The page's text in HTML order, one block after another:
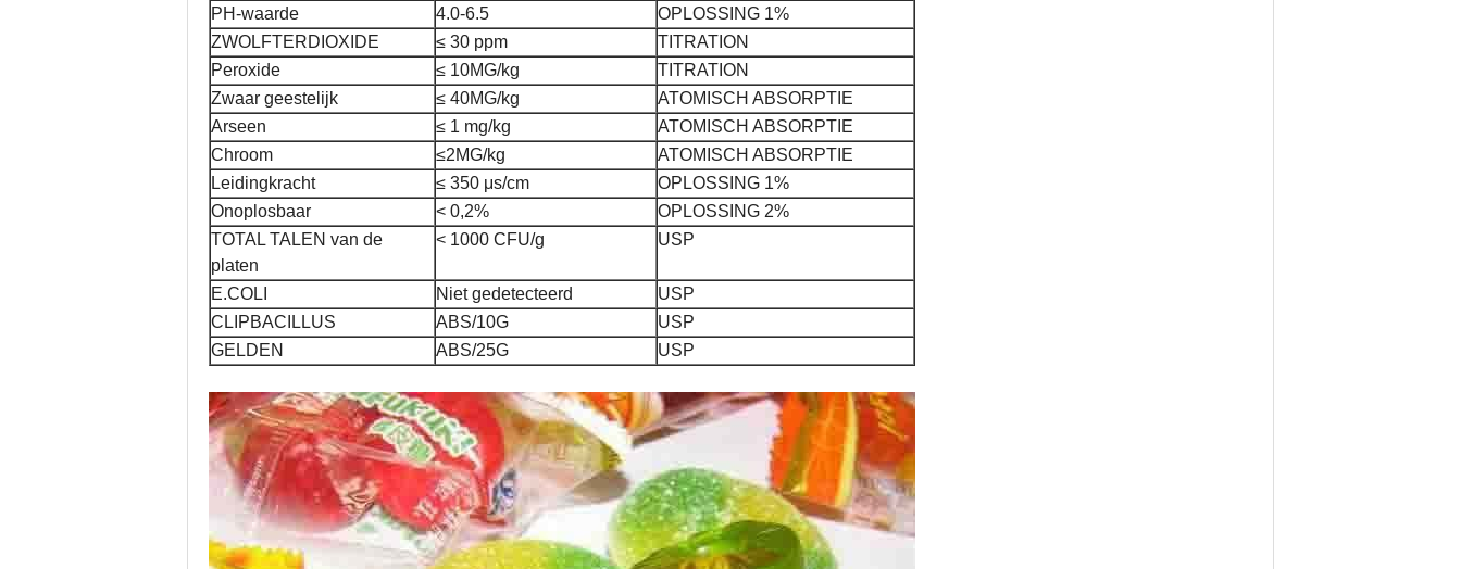
PH-waarde
4.0-6.5
OPLOSSING 1%
ZWOLFTERDIOXIDE
≤ 30 ppm
TITRATION
Peroxide
≤ 10MG/kg
TITRATION
Zwaar geestelijk
≤ 40MG/kg
ATOMISCH ABSORPTIE
Arseen
≤ 1 mg/kg
ATOMISCH ABSORPTIE
Chroom
≤2MG/kg
ATOMISCH ABSORPTIE
Leidingkracht
≤ 350 μs/cm
OPLOSSING 1%
Onoplosbaar
< 0,2%
OPLOSSING 2%
TOTAL TALEN van de
platen
< 1000 CFU/g USP
E.COLI Niet gedetecteerd
USP
CLIPBACILLUS
ABS/10G
USP
GELDEN
ABS/25G USP